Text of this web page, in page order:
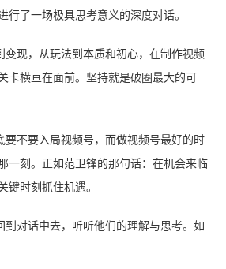
行了一场极具思考意义的深度对话。
变现，从玩法到本质和初心，在制作视频
卡横亘在面前。坚持就是破圈最大的可
要不要入局视频号，而做视频号最好的时
一刻。正如范卫锋的那句话：在机会来临
键时刻抓住机遇。
到对话中去，听听他们的理解与思考。如